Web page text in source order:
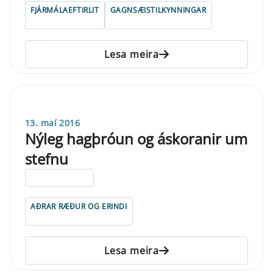
FJÁRMÁLAEFTIRLIT GAGNSÆISTILKYNNINGAR
Lesa meira
13. maí 2016
Nýleg hagþróun og áskoranir um
stefnu
AÐRAR RÆÐUR OG ERINDI
Lesa meira